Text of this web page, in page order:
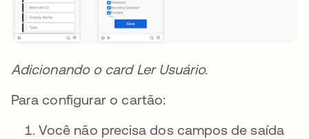
Adicionando o card Ler Usuário.
Para configurar o cartão:
Você não precisa dos campos de saída